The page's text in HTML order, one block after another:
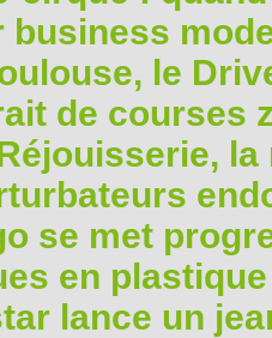
business
le
de courses
se met
en
lance un